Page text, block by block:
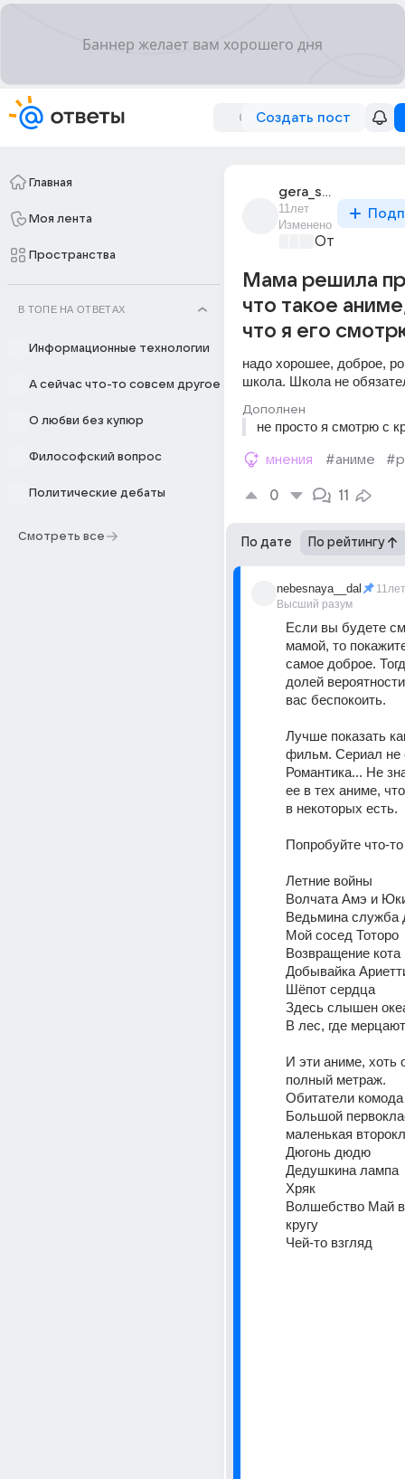
Создать пост
Главная
Моя лента
Пространства
В ТОПЕ НА ОТВЕТАХ
Информационные технологии
А сейчас что-то совсем другое
О любви без купюр
Философский вопрос
Политические дебаты
Смотреть все
gera_stepanov_4
11лет
Изменено
От
Мама решила
что такое
что я его
надо хорошее, доброе,
школа. Школа не
Дополнен
не просто я смотрю с
мнения #аниме
0 11
По дате По рейтингу
nebesnaya__dal
Высший разум
11лет
Если вы будете
мамой, то
самое доброе.
долей
вас беспокоить.
Лучше показать
фильм. Сериал не
Романтика... Не
ее в тех аниме,
в некоторых есть.
Попробуйте что-то
Летние войны
Волчата Амэ и
Ведьмина служба
Мой сосед Тоторо
Возвращение кота
Добывайка
Шёпот сердца
Здесь слышен
В лес, где
И эти аниме, хоть
полный метраж.
Обитатели комода
Большой
маленькая
Дюгонь дюдю
Дедушкина лампа
Хряк
Волшебство Май
кругу
Чей-то взгляд